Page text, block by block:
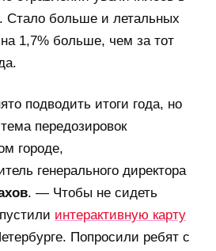
Стало больше и летальных
1,7% больше, чем за тот
подводить итоги года, но
передозировок
городе,
генерального директора
. — Чтобы не сидеть
интерактивную карту
Попросили ребят с